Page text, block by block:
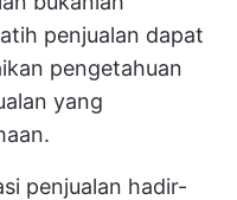
penjualan dapat
pengetahuan
yang
penjualan hadir-